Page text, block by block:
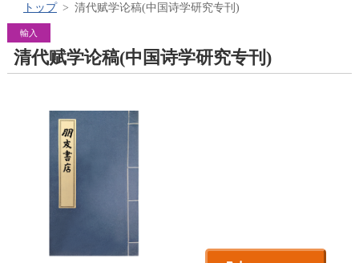
トップ 清代赋学论稿(中国诗学研究专刊)
輸入
清代赋学论稿(中国诗学研究专刊)